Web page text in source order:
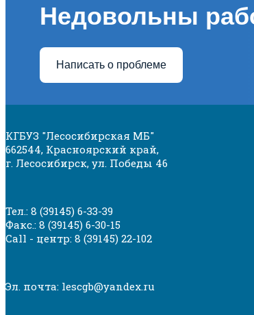
Недовольны
Написать о проблеме
КГБУЗ "Лесосибирская МБ"
662544, Красноярский край,
г. Лесосибирск, ул. Победы 46
Тел.: 8 (39145) 6-33-39
Факс.: 8 (39145) 6-30-15
Call - центр: 8 (39145) 22-102
Эл. почта: lescgb@yandex.ru